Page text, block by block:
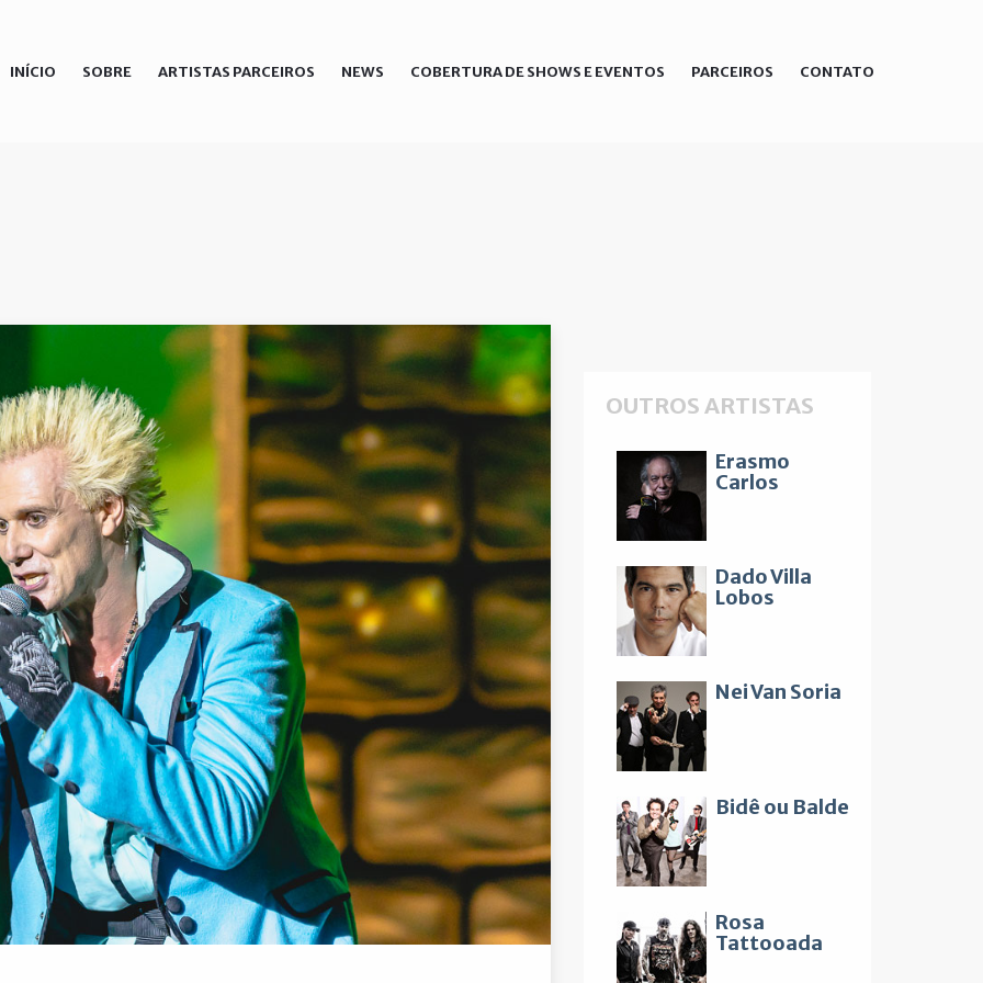
INÍCIO SOBRE ARTISTAS PARCEIROS NEWS COBERTURA DE SHOWS E EVENTOS PARCEIROS CONTATO
OUTROS ARTISTAS
Erasmo
Carlos
Dado Villa
Lobos
Nei Van Soria
Bidê ou Balde
Rosa
Tattooada